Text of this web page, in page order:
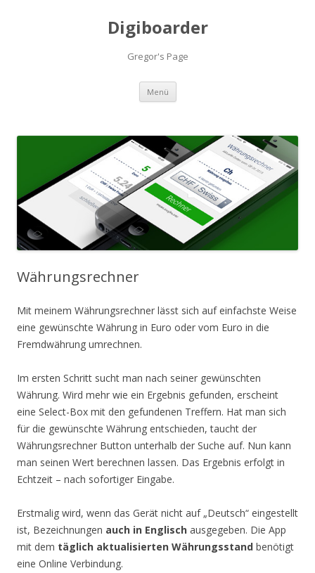
Digiboarder
Gregor's Page
Menü Zum
springen
Währungsrechner
Mit meinem Währungsrechner lässt sich auf einfachste Weise
eine gewünschte Währung in Euro oder vom Euro in die
Fremdwährung umrechnen.
Im ersten Schritt sucht man nach seiner gewünschten
Währung. Wird mehr wie ein Ergebnis gefunden, erscheint
eine Select-Box mit den gefundenen Treffern. Hat man sich
für die gewünschte Währung entschieden, taucht der
Währungsrechner Button unterhalb der Suche auf. Nun kann
man seinen Wert berechnen lassen. Das Ergebnis erfolgt in
Echtzeit – nach sofortiger Eingabe.
Erstmalig wird, wenn das Gerät nicht auf „Deutsch“ eingestellt
ist, Bezeichnungen auch in Englisch ausgegeben. Die App
mit dem täglich aktualisierten Währungsstand benötigt
eine Online Verbindung.